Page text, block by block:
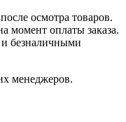
после осмотра товаров.
момент оплаты заказа.
безналичными
менеджеров.